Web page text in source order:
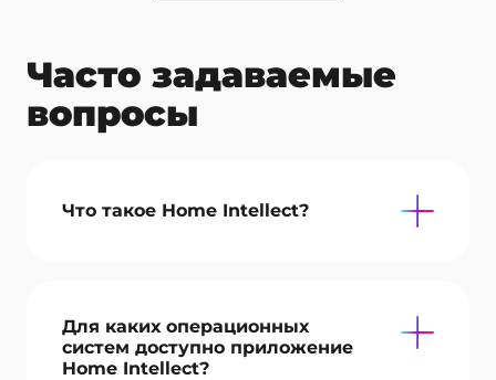
Часто задаваемые
вопросы
Что такое Home Intellect?
Для каких операционных
систем доступно приложение
Home Intellect?